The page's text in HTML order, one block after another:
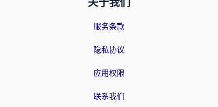
关于我们
服务条款
隐私协议
应用权限
联系我们